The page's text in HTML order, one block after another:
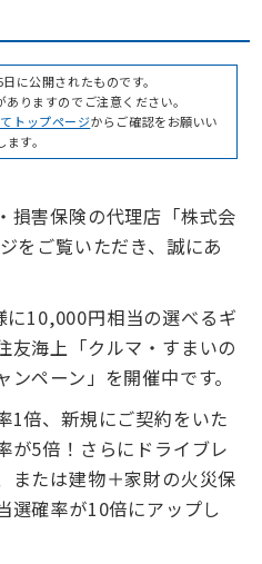
に公開されたものです。
りますのでご注意ください。
トップページからご確認をお願いい
ます。
損害保険の代理店「株式会
をご覧いただき、誠にあ
10,000円相当の選べるギ
友海上「クルマ・すまいの
ペーン」を開催中です。
1倍、新規にご契約をいた
が5倍！さらにドライブレ
または建物＋家財の火災保
選確率が10倍にアップし